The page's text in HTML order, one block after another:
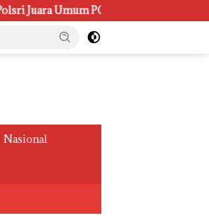
Raih 60 Medali dan Ukir Gelar Keenam
Nasional